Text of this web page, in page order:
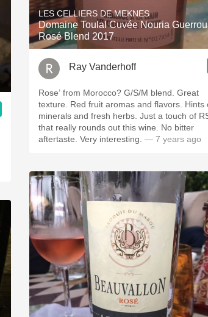
LES CELLIERS DE MEKNES
Domaine Toulal Cuvée Nouria
Rosé Blend 2017
Ray Vanderhoff
Rose’ from Morocco? G/S/M blend. Great
texture. Red fruit aromas and flavors. Hints of
minerals and fresh herbs. Just a touch of RS
that really rounds out this wine. No bitter
aftertaste. Very interesting. — 7 years ago